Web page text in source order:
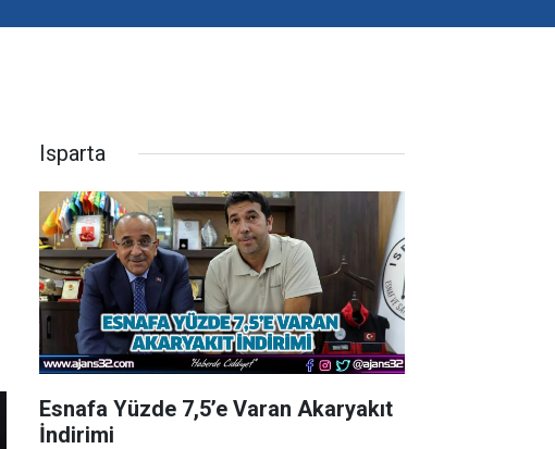
Isparta
Esnafa Yüzde 7,5’e Varan Akaryakıt
İndirimi